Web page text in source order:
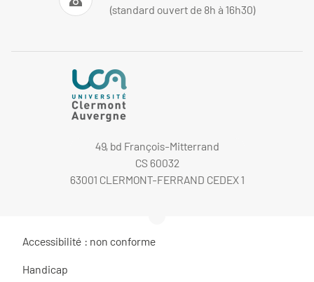
(standard ouvert de 8h à 16h30)
49, bd François-Mitterrand
CS 60032
63001 CLERMONT-FERRAND CEDEX 1
Accessibilité : non conforme
Handicap